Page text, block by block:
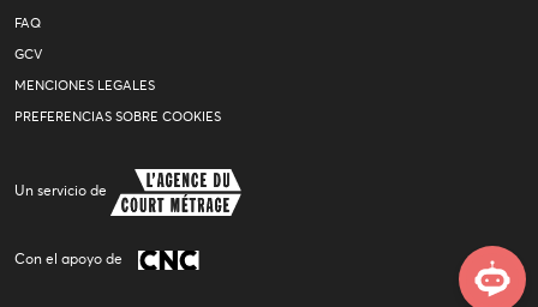
FAQ
GCV
MENCIONES LEGALES
PREFERENCIAS SOBRE COOKIES
Un servicio de
Con el apoyo de